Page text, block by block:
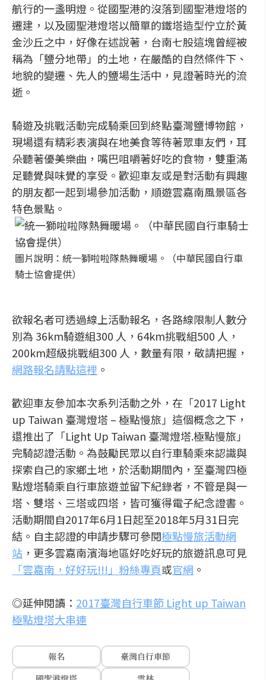
航行的一盞明燈。從國聖港的沒落到國聖港燈塔的
遷建，以及國聖港燈塔以簡單的鐵塔造型佇立於黃
金沙丘之中，好像在述說著，台南七股這塊曾經被
稱為「鹽分地帶」的土地，在嚴酷的自然條件下、
地貌的變遷、先人的鹽場生活中，見證著時光的流
逝。
騎遊及挑戰活動完成騎乘回到終點臺灣鹽博物館，
現場還有精彩表演與在地美食等待著眾車友們，耳
朵聽著優美樂曲，嘴巴咀嚼著好吃的食物，雙重滿
足聽覺與味覺的享受。歡迎車友或是對活動有興趣
的朋友都一起到場參加活動，順遊雲嘉南風景區各
特色景點。
圖片說明：統一獅啦啦隊熱舞暖場。（中華民國自行車
騎士協會提供）
欲報名者可透過線上活動報名，各路線限制人數分
別為 36km騎遊組300 人，64km挑戰組500 人，
200km超級挑戰組300 人，數量有限，敬請把握，
網路報名請點這裡 。
歡迎車友參加本次系列活動之外，在「2017 Light
up Taiwan 臺灣燈塔 – 極點慢旅」這個概念之下，
還推出了「Light Up Taiwan 臺灣燈塔.極點慢旅」
完騎認證活動。為鼓勵民眾以自行車騎乘來認識與
探索自己的家鄉土地，於活動期間內，至臺灣四極
點燈塔騎乘自行車旅遊並留下紀錄者，不管是與一
塔、雙塔、三塔或四塔，皆可獲得電子紀念證書。
活動期間自2017年6月1日起至2018年5月31日完
結。自主認證的申請步驟可參閱極點慢旅活動網
站 ，更多雲嘉南濱海地區好吃好玩的旅遊訊息可見
「雲嘉南，好好玩!!!」粉絲專頁或官網 。
◎延伸閱讀： 2017臺灣自行車節 Light up Taiwan
極點燈塔大串連
報名
臺灣自行車節